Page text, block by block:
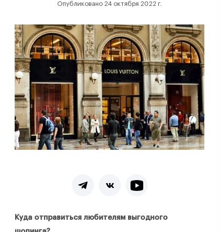
Опубликовано 24 октября 2022 г.
Куда отправиться любителям выгодного